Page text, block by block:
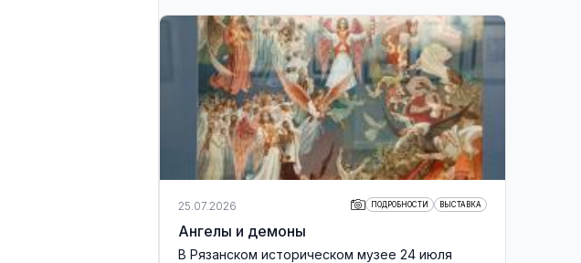
25.07.2026 ПОДРОБНОСТИ ВЫСТАВКА
Ангелы и демоны
В Рязанском историческом музее 24 июля